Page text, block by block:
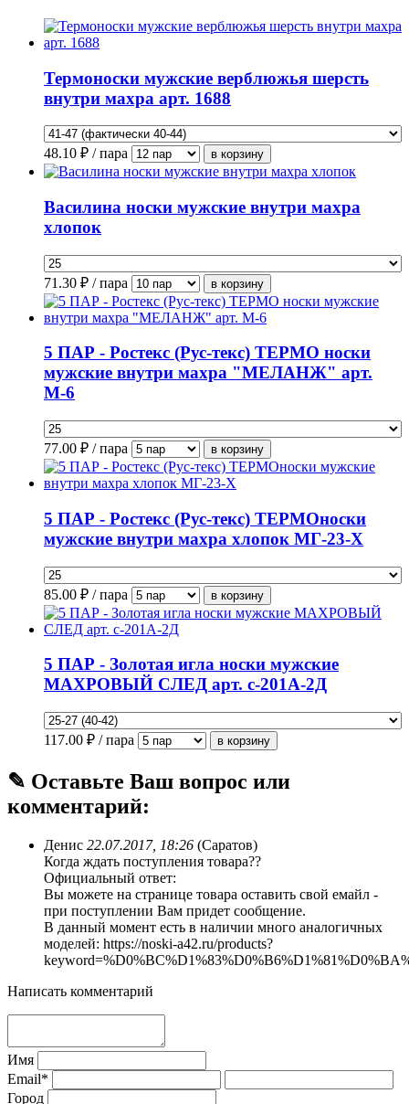
Термоноски мужские верблюжья шерсть
внутри махра арт. 1688
48.10 ₽ / пара
Василина носки мужские внутри махра
хлопок
71.30 ₽ / пара
5 ПАР - Ростекс (Рус-текс) ТЕРМО носки
мужские внутри махра "МЕЛАНЖ" арт.
М-6
77.00 ₽ / пара
5 ПАР - Ростекс (Рус-текс) ТЕРМОноски
мужские внутри махра хлопок МГ-23-Х
85.00 ₽ / пара
5 ПАР - Золотая игла носки мужские
МАХРОВЫЙ СЛЕД арт. с-201А-2Д
117.00 ₽ / пара
✎ Оставьте Ваш вопрос или
комментарий:
Денис 22.07.2017, 18:26 (Саратов)
Когда ждать поступления товара??
Официальный ответ:
Вы можете на странице товара оставить свой емайл -
при поступлении Вам придет сообщение.
В данный момент есть в наличии много аналогичных
моделей: https://noski-a42.ru/products?
Написать комментарий
Имя
Email*
Город